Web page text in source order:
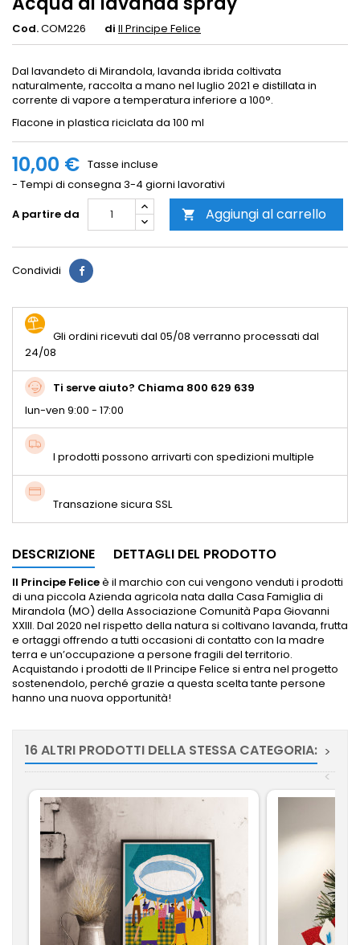
Cod.COM226 di Il Principe Felice
Dal lavandeto di Mirandola, lavanda ibrida coltivata
naturalmente, raccolta a mano nel luglio 2021 e distillata in
corrente di vapore a temperatura inferiore a 100°.
Flacone in plastica riciclata da 100 ml
10,00 € Tasse incluse
- Tempi di consegna 3-4 giorni lavorativi
A partire da
 Aggiungi al carrello
Condividi
Gli ordini ricevuti dal 05/08 verranno processati dal
24/08
Ti serve aiuto? Chiama 800 629 639
lun-ven 9:00 - 17:00
I prodotti possono arrivarti con spedizioni multiple
Transazione sicura SSL
DESCRIZIONE DETTAGLI DEL PRODOTTO
Il Principe Feliceè il marchio con cui vengono venduti i prodotti
di una piccola Azienda agricola nata dalla Casa Famiglia di
Mirandola (MO) della Associazione Comunità Papa Giovanni
XXIII. Dal 2020 nel rispetto della natura si coltivano lavanda, frutta
e ortaggi offrendo a tutti occasioni di contatto con la madre
terra e un’occupazione a persone fragili del territorio.
Acquistando i prodotti de Il Principe Felice si entra nel progetto
sostenendolo, perché grazie a questa scelta tante persone
hanno una nuova opportunità!
16 ALTRI PRODOTTI DELLA STESSA CATEGORIA: >
<